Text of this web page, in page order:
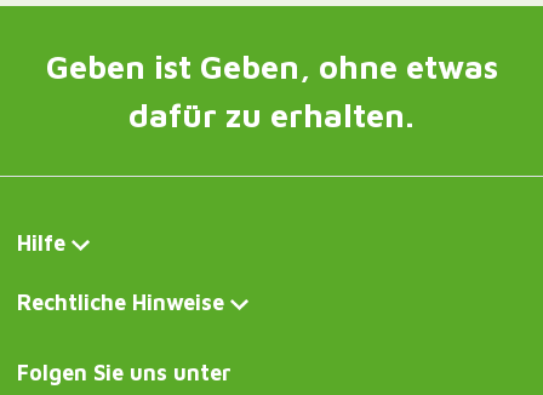
Geben ist Geben, ohne etwas
dafür zu erhalten.
Hilfe
Rechtliche Hinweise
Folgen Sie uns unter